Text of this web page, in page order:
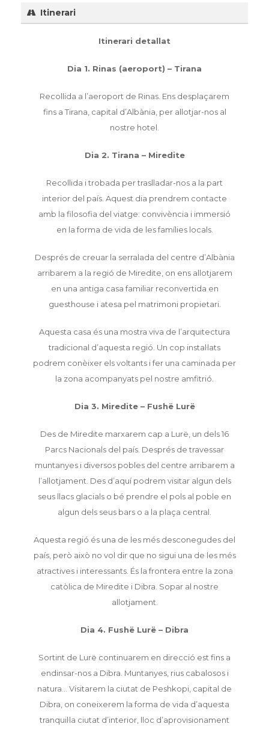
Itinerari
Itinerari detallat
Dia 1. Rinas (aeroport) – Tirana
Recollida a l’aeroport de Rinas. Ens desplaçarem
fins a Tirana, capital d’Albània, per allotjar-nos al
nostre hotel.
Dia 2. Tirana – Miredite
Recollida i trobada per traslladar-nos a la part
interior del país. Aquest dia prendrem contacte
amb la filosofia del viatge: convivència i immersió
en la forma de vida de les famílies locals.
Després de creuar la serralada del centre d’Albània
arribarem a la regió de Miredite, on ens allotjarem
en una antiga casa familiar reconvertida en
guesthouse i atesa pel matrimoni propietari.
Aquesta casa és una mostra viva de l’arquitectura
tradicional d’aquesta regió. Un cop instal·lats
podrem conèixer els voltants i fer una caminada per
la zona acompanyats pel nostre amfitrió.
Dia 3. Miredite – Fushë Lurë
Des de Miredite marxarem cap a Lurë, un dels 16
Parcs Nacionals del país. Després de travessar
muntanyes i diversos pobles del centre arribarem a
l’allotjament. Des d’aquí podrem visitar algun dels
seus llacs glacials o bé prendre el pols al poble en
algun dels seus bars o a la plaça central.
Aquesta regió és una de les més desconegudes del
país, però això no vol dir que no sigui una de les més
atractives i interessants. És la frontera entre la zona
catòlica de Miredite i Dibra. Sopar al nostre
allotjament.
Dia 4. Fushë Lurë – Dibra
Sortint de Lurë continuarem en direcció est fins a
endinsar-nos a Dibra. Muntanyes, rius cabalosos i
natura… Visitarem la ciutat de Peshkopi, capital de
Dibra, on coneixerem la forma de vida d’aquesta
tranquil·la ciutat d’interior, lloc d’aprovisionament